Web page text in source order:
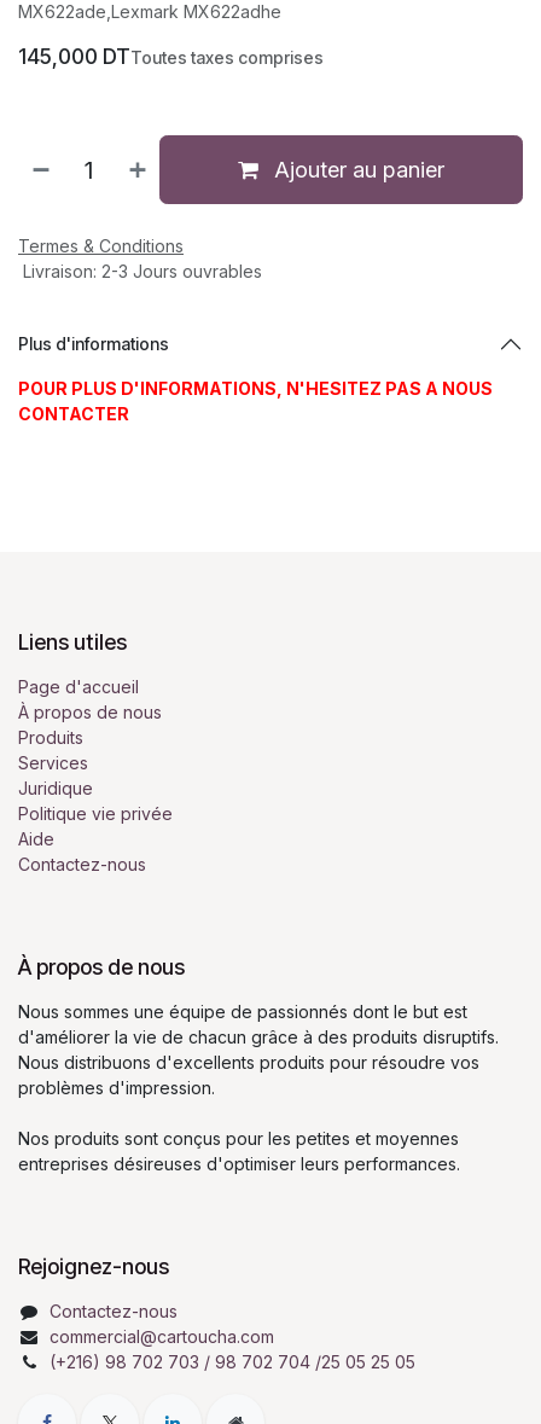
MX622ade,Lexmark MX622adhe
145,000 DTToutes taxes comprises
Ajouter au panier
Termes & Conditions
Livraison: 2-3 Jours ouvrables
Plus d'informations
POUR PLUS D'INFORMATIONS, N'HESITEZ PAS A NOUS
CONTACTER
Liens utiles
Page d'accueil
À propos de nous
Produits
Services
Juridique
Politique vie privée
Aide
Contactez-nous
À propos de nous
Nous sommes une équipe de passionnés dont le but est
d'améliorer la vie de chacun grâce à des produits disruptifs.
Nous distribuons d'excellents produits pour résoudre vos
problèmes d'impression.
Nos produits sont conçus pour les petites et moyennes
entreprises désireuses d'optimiser leurs performances.
Rejoignez-nous
Contactez-nous
commercial@cartoucha.com
(+216) 98 702 703 / 98 702 704 /25 05 25 05